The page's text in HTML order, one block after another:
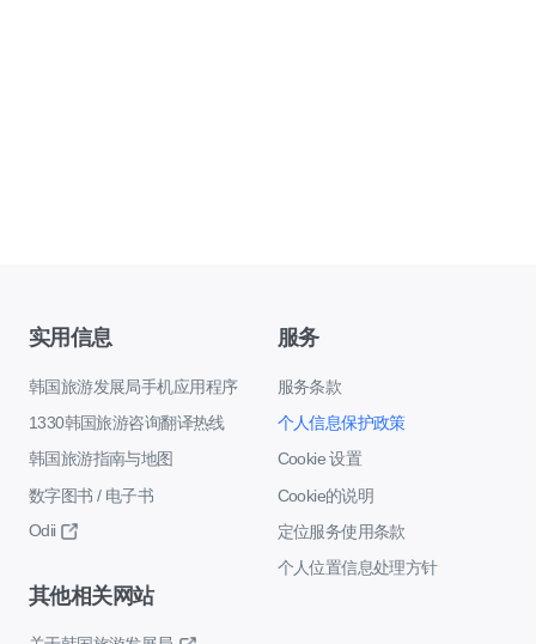
实用信息
韩国旅游发展局手机应用程序
1330韩国旅游咨询翻译热线
韩国旅游指南与地图
数字图书 / 电子书
Odii
服务
服务条款
个人信息保护政策
Cookie 设置
Cookie的说明
定位服务使用条款
个人位置信息处理方针
其他相关网站